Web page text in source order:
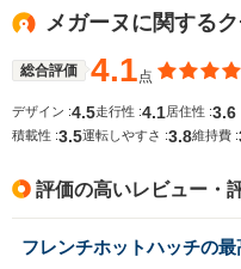
WLTCモード
燃費
24.2km/L
26.2km/L
25.5km/L
メガーヌに関する
総合評価 4.1点
デザイン :4.5走行性 :4.1 居住性 :3.6
積載性 :3.5運転しやすさ :3.8維持費 :
評価の高いレビュー・
フレンチホットハッチの最